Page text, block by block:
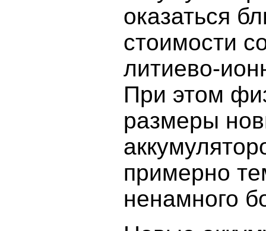
оказаться
стоимости
литиево-
При этом
размеры
примерно
ненамного